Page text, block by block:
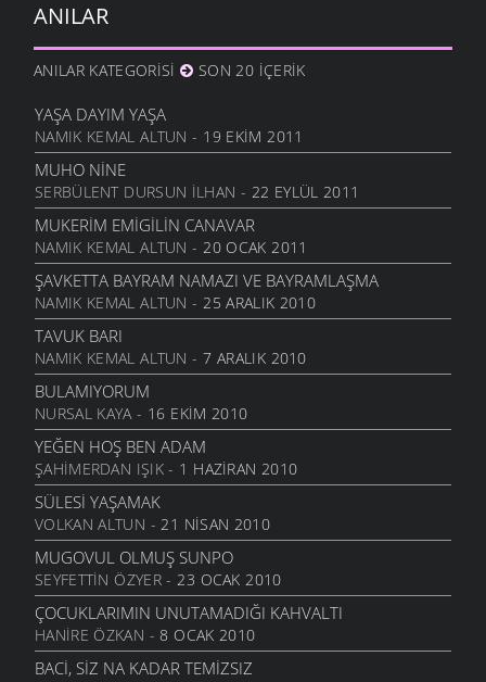
ISTANBUL’DA BIR DÜĞÜN
ÖYKÜLER- 9 ARALIK 2006
ÖYKÜLER- 8 ARALIK 2006
HAVA SOĞUK
ŞIIRLER - 29 KASIM 2006
DÜŞER
ŞIIRLER- 18 KASIM 2006
SEV KÖYÜNÜ
ŞIIRLER- 18 KASIM 2006
BULUTLAR SIRA SIRA
ÖYKÜLER- 13 KASIM 2006
MINI MINNACIK ÖYKÜ
ÖYKÜLER- 13 KASIM 2006
YIL YORGUNU
ÖYKÜLER- 8 KASIM 2006
ŞIPIZINNI
ÖYKÜLER- 6 KASIM 2006
BEKÇI OLDUĞ
ÖYKÜLER - 3 KASIM 2006
ANNEME
ŞIIRLER- 1 KASIM 2006
YABANCIYIM
ŞIIRLER- 1 KASIM 2006
ANILAR
ANILAR KATEGORISI SON 20 İÇERIK
YAŞA DAYIM YAŞA
NAMIK KEMAL ALTUN - 19 EKIM 2011
MUHO NINE
SERBÜLENT DURSUN İLHAN - 22 EYLÜL 2011
MUKERIM EMIGILIN CANAVAR
NAMIK KEMAL ALTUN - 20 OCAK 2011
ŞAVKETTA BAYRAM NAMAZI VE BAYRAMLAŞMA
NAMIK KEMAL ALTUN - 25 ARALIK 2010
TAVUK BARI
NAMIK KEMAL ALTUN - 7 ARALIK 2010
BULAMIYORUM
NURSAL KAYA- 16 EKIM 2010
YEĞEN HOŞ BEN ADAM
ŞAHIMERDAN IŞIK- 1 HAZIRAN 2010
SÜLESI YAŞAMAK
VOLKAN ALTUN - 21 NISAN 2010
MUGOVUL OLMUŞ SUNPO
SEYFETTIN ÖZYER- 23 OCAK 2010
ÇOCUKLARIMIN UNUTAMADIĞI KAHVALTI
HANIRE ÖZKAN - 8 OCAK 2010
BACI, SIZ NA KADAR TEMIZSIZ